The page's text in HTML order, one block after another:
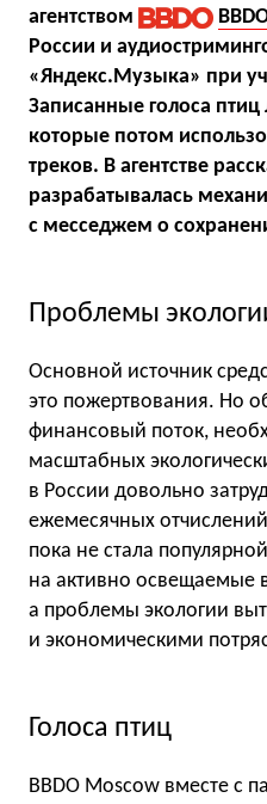
агентством
России и
«Яндекс.Музыка» при
Записанные голоса птиц
которые потом
треков. В агентстве
разрабатывалась
с месседжем о
Проблемы
Основной источник
это пожертвования. Но
финансовый поток,
масштабных
в России довольно
ежемесячных
пока не стала
на активно освещаемые
а проблемы экологии
и экономическими
Голоса птиц
BBDO Moscow вместе с